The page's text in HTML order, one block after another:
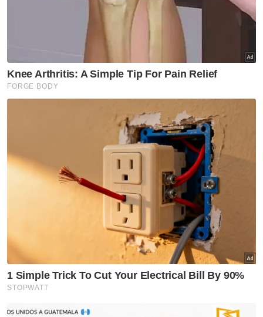
serta memupuk kemakmuran sebagai
sebuah negara.
Berita Telus & Tulus menerusi E-Mel setiap
Baginda juga bertitah adalah penting untuk
semua pihak sentiasa mengingati bahawa
kepimpinan dikaitkan secara intrinsik dengan
rakyat.
"Tanpa rakyat, tiada kepimpinan. Bak kata
pepatah Melayu 'tiada rakyat, tiada